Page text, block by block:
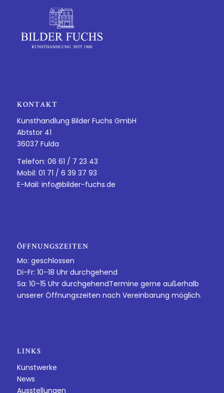
KONTAKT
Kunsthandlung Bilder Fuchs GmbH
Abtstor 41
36037 Fulda
Telefon: 06 61 / 7 23 43
Mobil: 01 71 / 6 39 37 93
E-Mail: info@bilder-fuchs.de
ÖFFNUNGSZEITEN
Mo: geschlossen
Di-Fr: 10–18 Uhr durchgehend
Sa: 10–15 Uhr durchgehendTermine gerne außerhalb
unserer Öffnungszeiten nach Vereinbarung möglich.
LINKS
Kunstwerke
News
Ausstellungen